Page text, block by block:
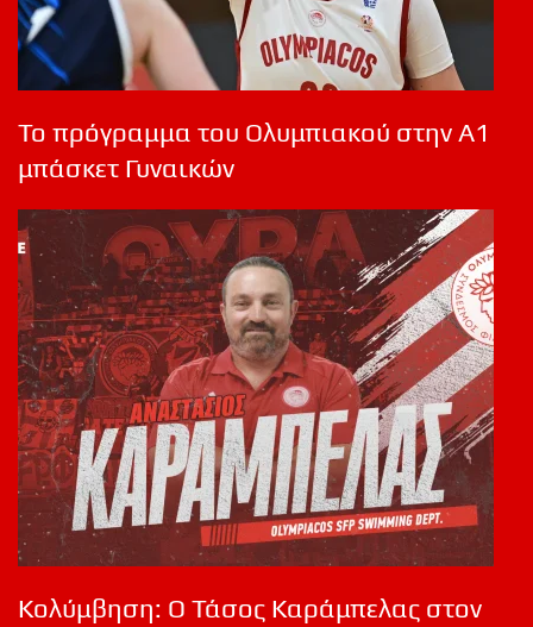
Το πρόγραμμα του Ολυμπιακού στην Α1
μπάσκετ Γυναικών
Κολύμβηση: Ο Τάσος Καράμπελας στον